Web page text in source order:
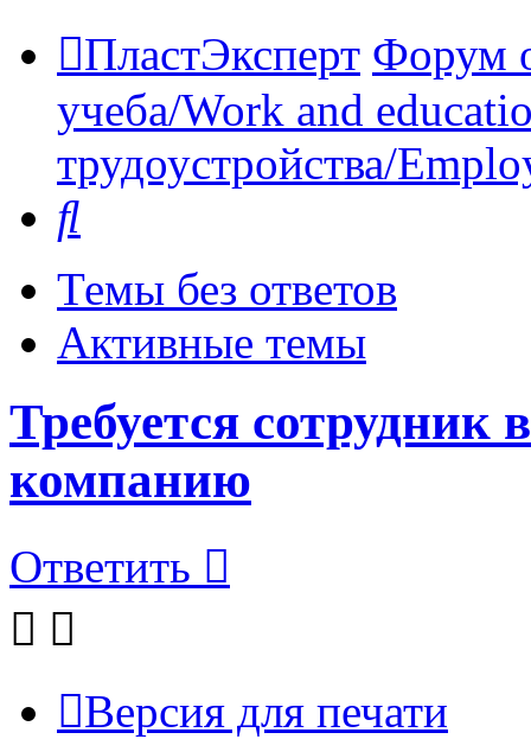
ПластЭксперт Форум
учеба/Work and
трудоустройства/
Темы без ответов
Активные темы
Требуется сотрудник
компанию
Ответить
Версия для печати